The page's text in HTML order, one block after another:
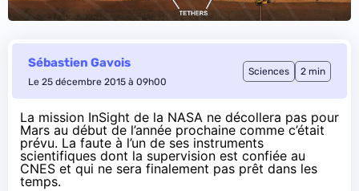
Sébastien Gavois
Le 25 décembre 2015 à 09h00
Sciences 2 min
La mission InSight de la NASA ne décollera pas pour
Mars au début de l’année prochaine comme c’était
prévu. La faute à l’un de ses instruments
scientifiques dont la supervision est confiée au
CNES et qui ne sera finalement pas prêt dans les
temps.